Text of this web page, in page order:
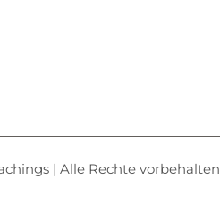
| Alle Rechte vorbehalten